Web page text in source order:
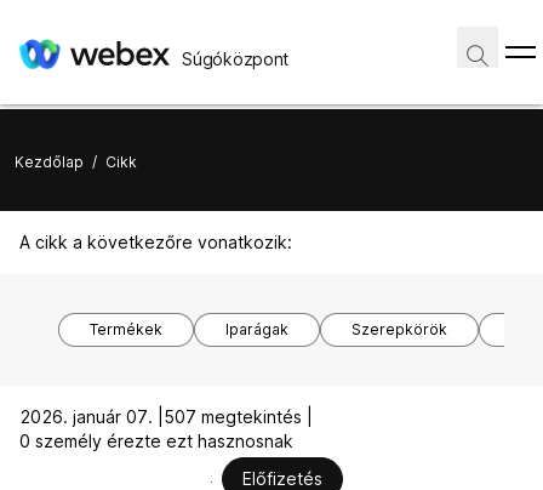
Súgóközpont
Kezdőlap / Cikk
A cikk a következőre vonatkozik:
Termékek Iparágak Szerepkörök
2026. január 07. | 507 megtekintés |
0 személy érezte ezt hasznosnak
Előfizetés